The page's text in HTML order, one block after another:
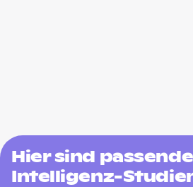
Hier sind
Intelligenz-